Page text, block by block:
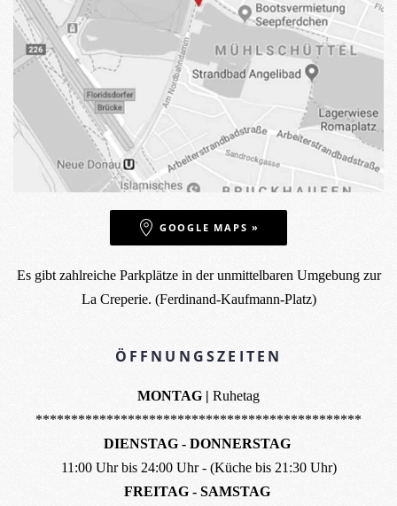
GOOGLE MAPS »
Es gibt zahlreiche Parkplätze in der unmittelbaren Umgebung zur
La Creperie. (Ferdinand-Kaufmann-Platz)
ÖFFNUNGSZEITEN
MONTAG | Ruhetag
**********************************************
DIENSTAG - DONNERSTAG
11:00 Uhr bis 24:00 Uhr - (Küche bis 21:30 Uhr)
FREITAG - SAMSTAG